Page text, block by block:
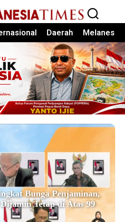
Daerah Melanesia
Bunga Penjaminan,
Tetap di Atas 99